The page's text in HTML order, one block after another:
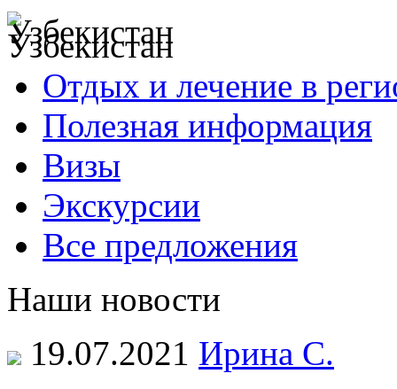
Узбекистан
Отдых и лечение в
Полезная информация
Визы
Экскурсии
Все предложения
Наши новости
19.07.2021 Ирина С.